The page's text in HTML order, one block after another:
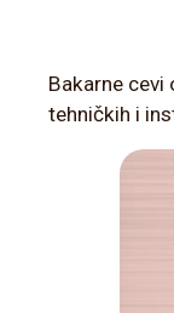
Bakarne cevi
tehničkih i